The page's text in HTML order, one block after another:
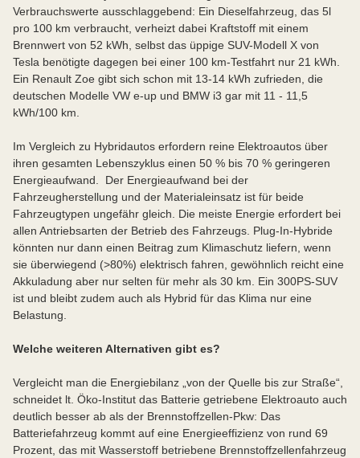
Verbrauchswerte ausschlaggebend: Ein Dieselfahrzeug, das 5l
pro 100 km verbraucht, verheizt dabei Kraftstoff mit einem
Brennwert von 52 kWh, selbst das üppige SUV-Modell X von
Tesla benötigte dagegen bei einer 100 km-Testfahrt nur 21 kWh.
Ein Renault Zoe gibt sich schon mit 13-14 kWh zufrieden, die
deutschen Modelle VW e-up und BMW i3 gar mit 11 - 11,5
kWh/100 km.
Im Vergleich zu Hybridautos erfordern reine Elektroautos über
ihren gesamten Lebenszyklus einen 50 % bis 70 % geringeren
Energieaufwand. Der Energieaufwand bei der
Fahrzeugherstellung und der Materialeinsatz ist für beide
Fahrzeugtypen ungefähr gleich. Die meiste Energie erfordert bei
allen Antriebsarten der Betrieb des Fahrzeugs. Plug-In-Hybride
könnten nur dann einen Beitrag zum Klimaschutz liefern, wenn
sie überwiegend (>80%) elektrisch fahren, gewöhnlich reicht eine
Akkuladung aber nur selten für mehr als 30 km. Ein 300PS-SUV
ist und bleibt zudem auch als Hybrid für das Klima nur eine
Belastung.
Welche weiteren Alternativen gibt es?
Vergleicht man die Energiebilanz „von der Quelle bis zur Straße“,
schneidet lt. Öko-Institut das Batterie getriebene Elektroauto auch
deutlich besser ab als der Brennstoffzellen-Pkw: Das
Batteriefahrzeug kommt auf eine Energieeffizienz von rund 69
Prozent, das mit Wasserstoff betriebene Brennstoffzellenfahrzeug